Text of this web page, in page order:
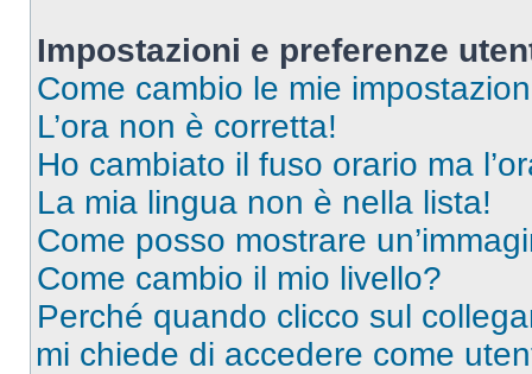
Impostazioni e preferenze
Come cambio le mie
L’ora non è corretta!
Ho cambiato il fuso orario ma
La mia lingua non è nella lista!
Come posso mostrare
Come cambio il mio livello?
Perché quando clicco sul
mi chiede di accedere come